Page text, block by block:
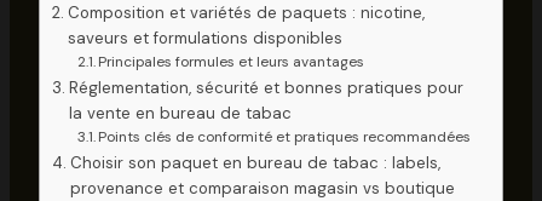
Composition et variétés de paquets : nicotine,
saveurs et formulations disponibles
Principales formules et leurs avantages
Réglementation, sécurité et bonnes pratiques pour
la vente en bureau de tabac
Points clés de conformité et pratiques recommandées
Choisir son paquet en bureau de tabac : labels,
provenance et comparaison magasin vs boutique